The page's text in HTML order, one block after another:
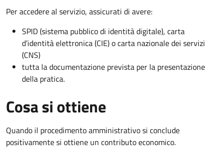
Per accedere al servizio, assicurati di avere:
SPID (sistema pubblico di identità digitale), carta
d’identità elettronica (CIE) o carta nazionale dei servizi
(CNS)
tutta la documentazione prevista per la presentazione
della pratica.
Cosa si ottiene
Quando il procedimento amministrativo si conclude
positivamente si ottiene un contributo economico.